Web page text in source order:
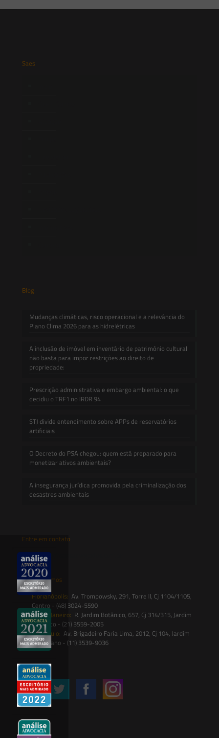
Saes
Blog
Mudanças climáticas, risco operacional e a relevância do
Plano Clima 2026 para as hidrelétricas
A inclusão de imóvel em inventário de patrimônio cultural
não basta para impor restrições ao direito de
propriedade:
Prescrição administrativa e embargo ambiental: o que
decidiu o TRF1 no IRDR 94
STJ divide entendimento sobre APPs de reservatórios
artificiais
O Decreto do PSA chegou: quem está preparado para
monetizar ativos ambientais?
A insegurança jurídica promovida pela criminalização dos
desastres ambientais
Entre em contato
contato@saesadvogados.com.br
Onde estamos
Florianópolis: Av. Trompowsky, 291, Torre II, Cj 1104/1105,
Centro - (48) 3024-5590
Rio de Janeiro: R. Jardim Botânico, 657, Cj 314/315, Jardim
Botânico - (21) 3559-2005
São Paulo: Av. Brigadeiro Faria Lima, 2012, Cj 104, Jardim
Paulistano - (11) 3539-9036
Siga-nos